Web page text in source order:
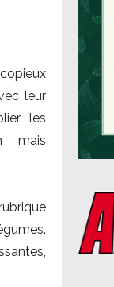
leur
les
mais